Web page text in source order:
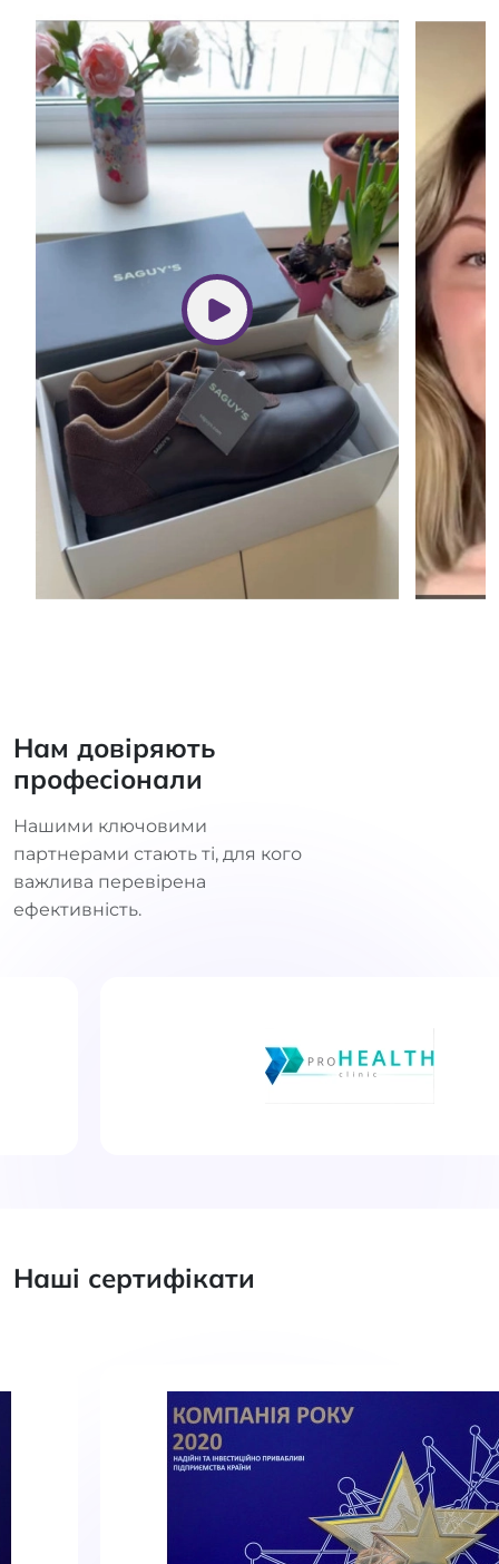
Нам довіряють
професіонали
Нашими ключовими
партнерами стають ті, для кого
важлива перевірена
ефективність.
Наші сертифікати